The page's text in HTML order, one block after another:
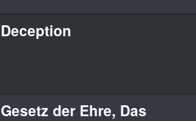
Deception
Gesetz der Ehre, Das